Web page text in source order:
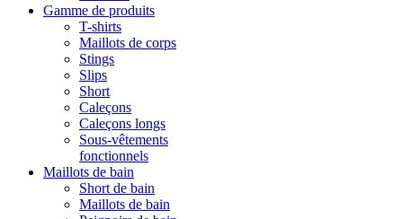
Gamme de produits
T-shirts
Maillots de corps
Stings
Slips
Short
Caleçons
Caleçons longs
Sous-vêtements
fonctionnels
Maillots de bain
Short de bain
Maillots de bain